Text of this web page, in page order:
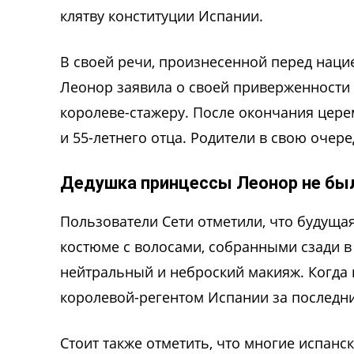
клятву конституции Испании.
В своей речи, произнесенной перед
Леонор заявила о своей
королеве-стажеру. После окончания
и 55-летнего отца. Родители в свою
Дедушка принцессы Леонор не
Пользователи Сети отметили, что
костюме с волосами, собранными сзади
нейтральный и неброский макияж. Когда
королевой-регентом Испании за
Стоит также отметить, что многие